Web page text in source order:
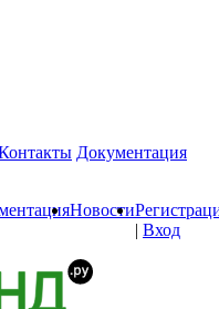
Документация
Новости
| Вход